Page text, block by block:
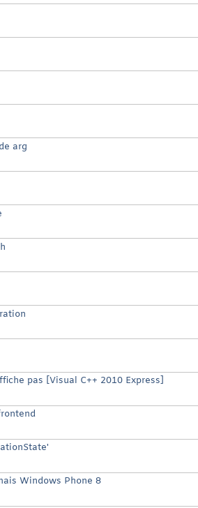
arg
pas [Visual C++ 2010 Express]
Windows Phone 8